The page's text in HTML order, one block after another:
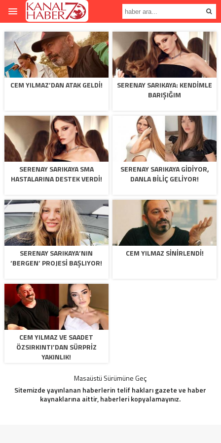
CEM YILMAZ’DAN ATAK GELDI!
SERENAY SARIKAYA: KENDIMLE
BARIŞIĞIM
SERENAY SARIKAYA SMA
HASTALARINA DESTEK VERDI!
SERENAY SARIKAYA GIDIYOR,
DANLA BILIÇ GELIYOR!
SERENAY SARIKAYA’NIN
‘BERGEN’ PROJESI BAŞLIYOR!
CEM YILMAZ SINIRLENDI!
CEM YILMAZ VE SAADET
ÖZSIRKINTI’DAN SÜRPRIZ
YAKINLIK!
Masaüstü Sürümüne Geç
Sitemizde yayınlanan haberlerin telif hakları gazete ve haber
kaynaklarına aittir, haberleri kopyalamayınız.